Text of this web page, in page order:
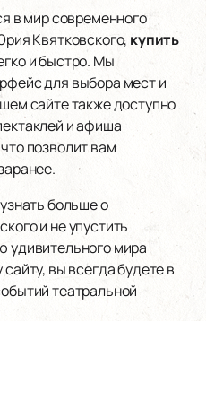
в мир современного
Квятковского, купить
и быстро. Мы
для выбора мест и
сайте также доступно
и афиша
позволит вам
больше о
и не упустить
удивительного мира
вы всегда будете в
театральной